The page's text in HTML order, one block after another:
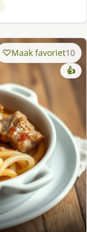
Maak favoriet10
👍